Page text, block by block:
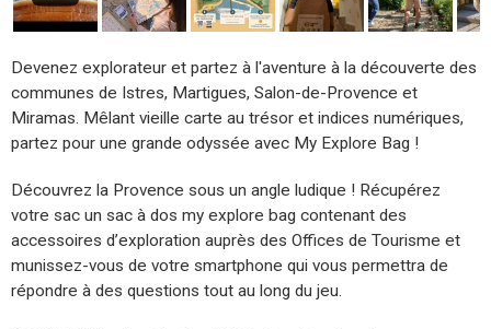
Devenez explorateur et partez à l'aventure à la découverte des
communes de Istres, Martigues, Salon-de-Provence et
Miramas. Mêlant vieille carte au trésor et indices numériques,
partez pour une grande odyssée avec My Explore Bag !
Découvrez la Provence sous un angle ludique ! Récupérez
votre sac un sac à dos my explore bag contenant des
accessoires d’exploration auprès des Offices de Tourisme et
munissez-vous de votre smartphone qui vous permettra de
répondre à des questions tout au long du jeu.